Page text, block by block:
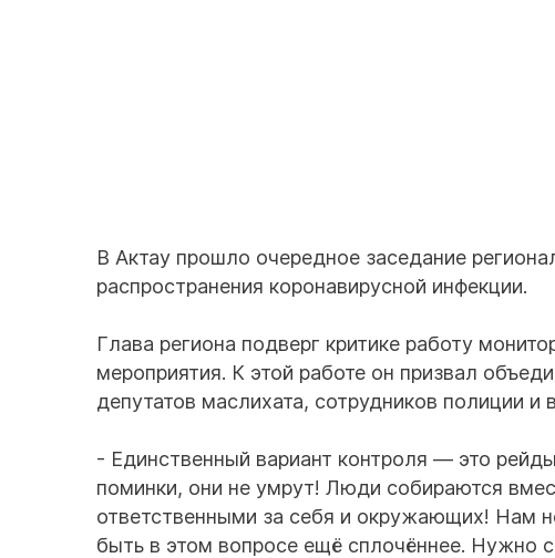
В Актау прошло очередное заседание
распространения коронавирусной инфекции.
Глава региона подверг критике работу
мероприятия. К этой работе он призвал
депутатов маслихата, сотрудников полиции
- Единственный вариант контроля — это
поминки, они не умрут! Люди собираются
ответственными за себя и окружающих! Нам
быть в этом вопросе ещё сплочённее. Нужно